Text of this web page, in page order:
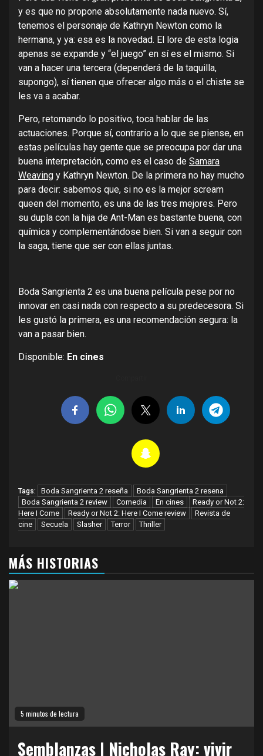
y es que no propone absolutamente nada nuevo. Sí,
tenemos el personaje de Kathryn Newton como la
hermana, y ya: esa es la novedad. El lore de esta logia
apenas se expande y “el juego” en sí es el mismo. Si
van a hacer una tercera (dependerá de la taquilla,
supongo), sí tienen que ofrecer algo más o el chiste se
les va a acabar.
Pero, retomando lo positivo, toca hablar de las
actuaciones. Porque sí, contrario a lo que se piense, en
estas películas hay gente que se preocupa por dar una
buena interpretación, como es el caso de Samara
Weaving y Kathryn Newton. De la primera no hay mucho
para decir: sabemos que, si no es la mejor scream
queen del momento, es una de las tres mejores. Pero
su dupla con la hija de Ant-Man es bastante buena, con
química y complementándose bien. Si van a seguir con
la saga, tiene que ser con ellas juntas.
Boda Sangrienta 2 es una buena película pese por no
innovar en casi nada con respecto a su predecesora. Si
les gustó la primera, es una recomendación segura: la
van a pasar bien.
Disponible: En cines
Tags: Boda Sangrienta 2 reseña
Boda Sangrienta 2 resena
Boda Sangrienta 2 review
Comedia En cines
Ready or Not 2:
Here I Come
Ready or Not 2: Here I Come review
Revista de
cine
Secuela Slasher Terror Thriller
MÁS HISTORIAS
5 minutos de lectura
Semblanzas | Nicholas Ray: vivir